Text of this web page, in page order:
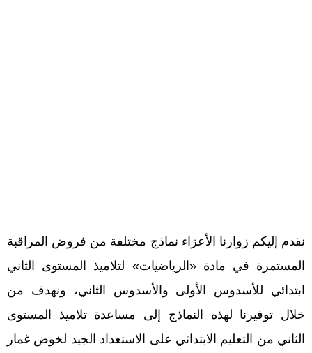
نقدم إليكم زوارنا الأعزاء نماذج مختلفة من فروض المراقبة
المستمرة في مادة «الرياضيات» لتلاميذ المستوى الثاني
ابتدائي للأسدوس الأولى والأسدوس الثاني، ونهدف من
خلال توفيرنا لهذه النماذج إلى مساعدة تلاميذ المستوى
الثاني من التعليم الابتدائي على الاستعداد الجيد لخوض غمار